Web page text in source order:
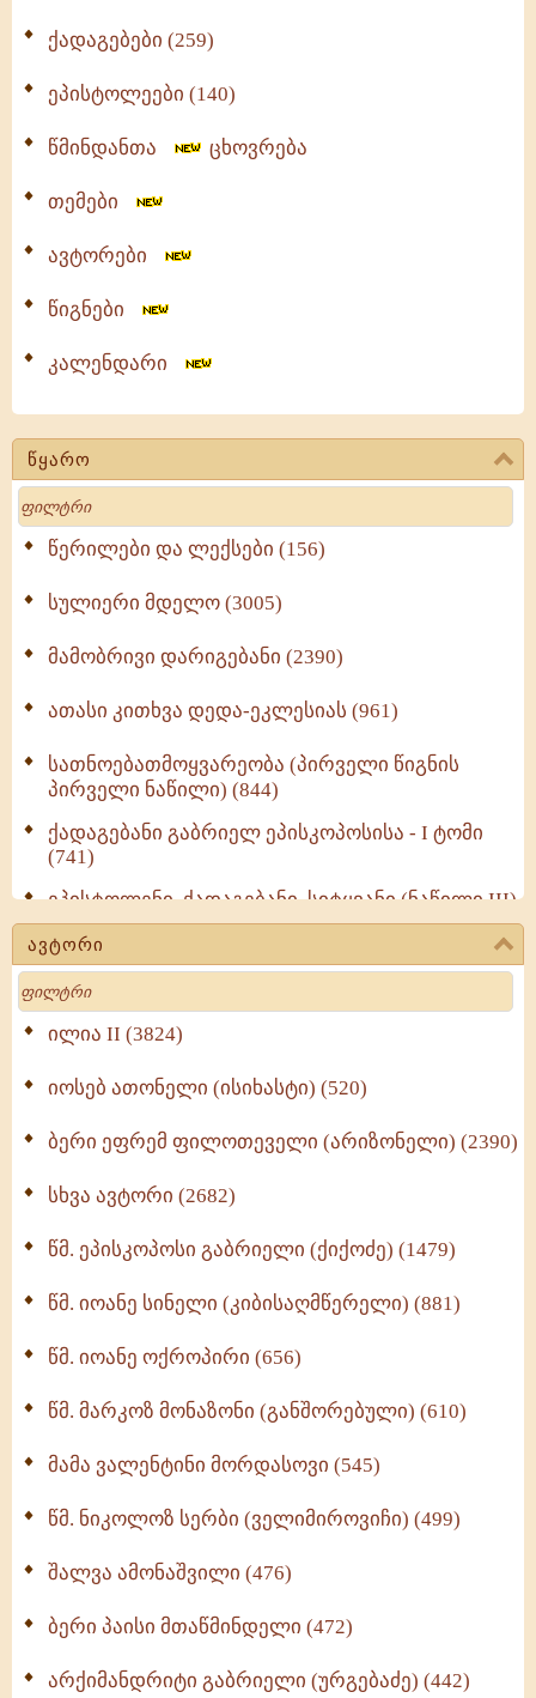
ქადაგებები (259)
ეპისტოლეები (140)
წმინდანთა ცხოვრება
თემები
ავტორები
წიგნები
კალენდარი
წყარო
Search
წერილები და ლექსები (156)
სულიერი მდელო (3005)
მამობრივი დარიგებანი (2390)
ათასი კითხვა დედა-ეკლესიას (961)
სათნოებათმოყვარეობა (პირველი წიგნის
პირველი ნაწილი) (844)
ქადაგებანი გაბრიელ ეპისკოპოსისა - I ტომი
(741)
ეპისტოლენი, ქადაგებანი, სიტყვანი (ნაწილი III)
(723)
მოძღვრის ძალზე სასარგებლო რჩევები
მრევლისათვის (545)
Wisdomge (514)
ქადაგებანი გაბრიელ ეპისკოპოსისა - II ტომი
სულიერი ცხოვრების სახელმძღვანელო -
ნაწილი II (369)
ავტორი
Search
ილია II (3824)
იოსებ ათონელი (ისიხასტი) (520)
ბერი ეფრემ ფილოთეველი (არიზონელი) (2390)
სხვა ავტორი (2682)
წმ. ეპისკოპოსი გაბრიელი (ქიქოძე) (1479)
წმ. იოანე სინელი (კიბისაღმწერელი) (881)
წმ. იოანე ოქროპირი (656)
წმ. მარკოზ მონაზონი (განშორებული) (610)
მამა ვალენტინი მორდასოვი (545)
წმ. ნიკოლოზ სერბი (ველიმიროვიჩი) (499)
შალვა ამონაშვილი (476)
ბერი პაისი მთაწმინდელი (472)
არქიმანდრიტი გაბრიელი (ურგებაძე) (442)